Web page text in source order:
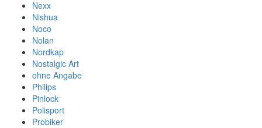
Nexx
Nishua
Noco
Nolan
Nordkap
Nostalgic Art
ohne Angabe
Philips
Pinlock
Polisport
Probiker